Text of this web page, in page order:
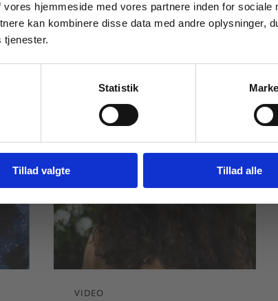
hjemmeside med vores partnere inden for sociale
kan kombinere disse data med andre oplysninger,
tjenester.
Statistik
Tillad valgte Tillad alle
DANSK LITTERATURKANON
VIDEO